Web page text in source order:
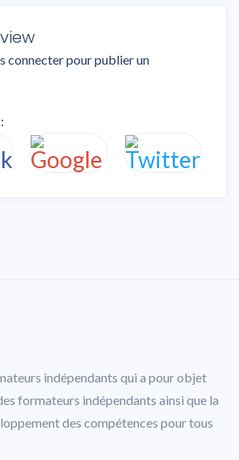
connecterpour publier un
indépendants qui a pour objet
formateurs indépendants ainsi que la
des compétences pour tous